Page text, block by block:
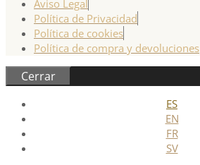
Aviso Legal
Política de Privacidad
Política de cookies
Política de compra y devoluciones
Cerrar
ES
EN
FR
SV